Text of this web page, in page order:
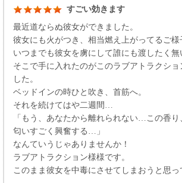
すごい効きます
最近道ならぬ彼女ができました。
彼女にも火がつき、相当燃え上がってるご
いつまでも彼女を虜にして誰にも渡したく無
そこで手に入れたのがこのラブアトラクシ
した。
ベッドインの時ひと吹き、首筋へ。
それを続けてはや二週間…
「もう、あなたから離れられない…この香
匂いすごく興奮する…」
なんていうじゃありませんか！
ラブアトラクション様様です。
このまま彼女を中毒にさせてしまおうと思っ